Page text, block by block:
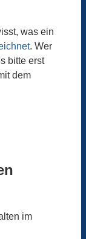
was ein
. Wer
bitte erst
dem
im